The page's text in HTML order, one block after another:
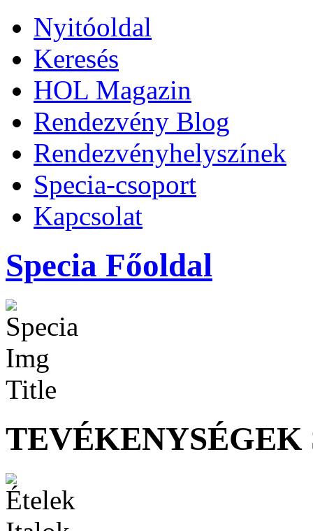
Nyitóoldal
Keresés
HOL Magazin
Rendezvény Blog
Rendezvényhelyszínek
Specia-csoport
Kapcsolat
Specia Főoldal
TEVÉKENYSÉGEK